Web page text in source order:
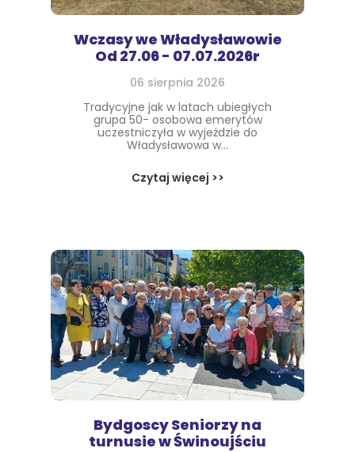
Wczasy we Władysławowie
Od 27.06 - 07.07.2026r
06 sierpnia 2026
Tradycyjne jak w latach ubiegłych
grupa 50- osobowa emerytów
uczestniczyła w wyjeździe do
Władysławowa w...
Czytaj więcej >>
Bydgoscy Seniorzy na
turnusie w Świnoujściu